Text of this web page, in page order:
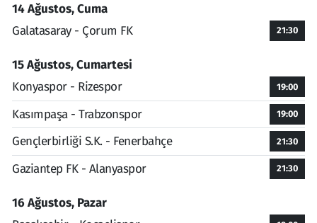
14 Ağustos, Cuma
Galatasaray - Çorum FK
21:30
15 Ağustos, Cumartesi
Konyaspor - Rizespor
19:00
Kasımpaşa - Trabzonspor 19:00
Gençlerbirliği S.K. - Fenerbahçe 21:30
Gaziantep FK - Alanyaspor 21:30
16 Ağustos, Pazar